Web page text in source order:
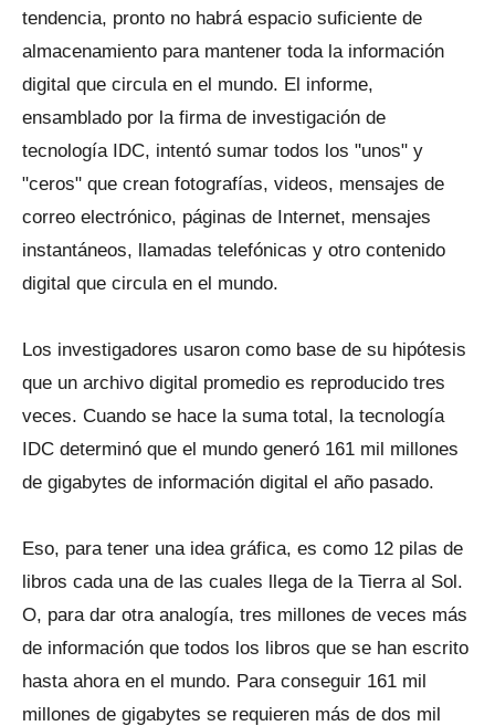
tendencia, pronto no habrá espacio suficiente de
almacenamiento para mantener toda la información
digital que circula en el mundo. El informe,
ensamblado por la firma de investigación de
tecnología IDC, intentó sumar todos los "unos" y
"ceros" que crean fotografías, videos, mensajes de
correo electrónico, páginas de Internet, mensajes
instantáneos, llamadas telefónicas y otro contenido
digital que circula en el mundo.
Los investigadores usaron como base de su hipótesis
que un archivo digital promedio es reproducido tres
veces. Cuando se hace la suma total, la tecnología
IDC determinó que el mundo generó 161 mil millones
de gigabytes de información digital el año pasado.
Eso, para tener una idea gráfica, es como 12 pilas de
libros cada una de las cuales llega de la Tierra al Sol.
O, para dar otra analogía, tres millones de veces más
de información que todos los libros que se han escrito
hasta ahora en el mundo. Para conseguir 161 mil
millones de gigabytes se requieren más de dos mil